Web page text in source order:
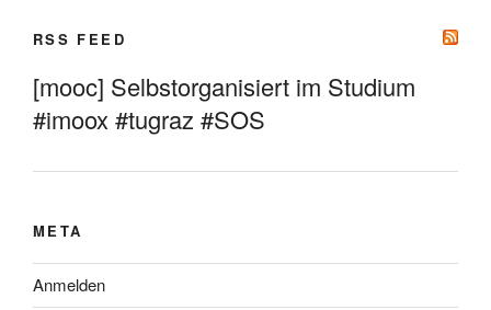
RSS FEED
[mooc] Selbstorganisiert im Studium
#imoox #tugraz #SOS
META
Anmelden